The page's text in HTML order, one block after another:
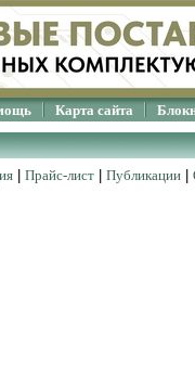
Карта сайта
Прайс-лист Публикации